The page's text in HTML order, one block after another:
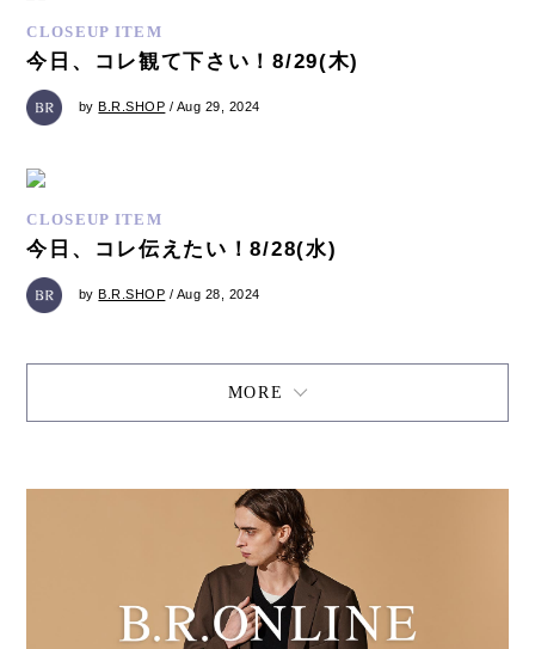
CLOSEUP ITEM
今日、コレ観て下さい！8/29(木)
byB.R.SHOP / Aug 29, 2024
CLOSEUP ITEM
今日、コレ伝えたい！8/28(水)
byB.R.SHOP / Aug 28, 2024
MORE